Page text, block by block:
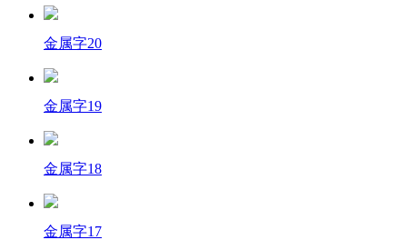
金属字20
金属字19
金属字18
金属字17